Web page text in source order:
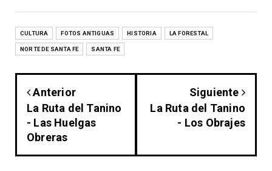
CULTURA FOTOS ANTIGUAS HISTORIA LA FORESTAL
NORTE DE SANTA FE SANTA FE
Anterior
La Ruta del Tanino
- Las Huelgas
Obreras
Siguiente
La Ruta del Tanino
- Los Obrajes